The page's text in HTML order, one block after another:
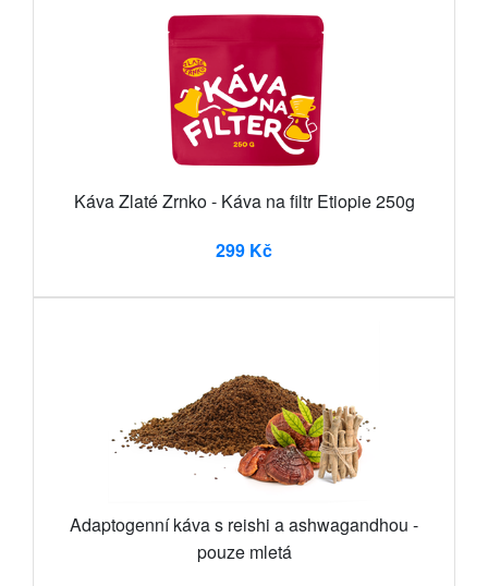
Káva Zlaté Zrnko - Káva na filtr Etiopie 250g
299 Kč
Adaptogenní káva s reishi a ashwagandhou -
pouze mletá